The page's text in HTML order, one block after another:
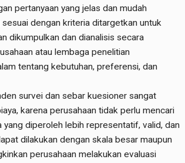
pertanyaan yang jelas dan mudah
dengan kriteria ditargetkan untuk
dikumpulkan dan dianalisis secara
atau lembaga penelitian
tentang kebutuhan, preferensi, dan
survei dan sebar kuesioner sangat
karena perusahaan tidak perlu mencari
diperoleh lebih representatif, valid, dan
dilakukan dengan skala besar maupun
perusahaan melakukan evaluasi